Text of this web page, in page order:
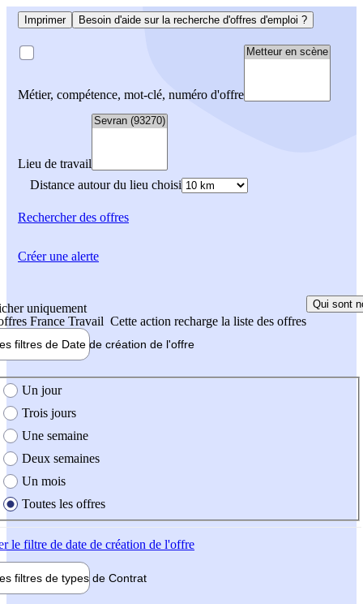
Imprimer Besoin d'aide sur la recherche d'offres d'emploi ?
Métier, compétence, mot-clé, numéro d'offre
Lieu de travail
Distance autour du lieu choisi
Rechercherdes offres
uniquement
France Travail Cette action recharge la liste des offres
Qui sont
filtres de Date de création de l'offre
création de l'offre
Un jour
Trois jours
Une semaine
Deux semaines
Un mois
Toutes les offres
le filtre de date de création de l'offre
filtres de types de Contrat
Créer une alerte